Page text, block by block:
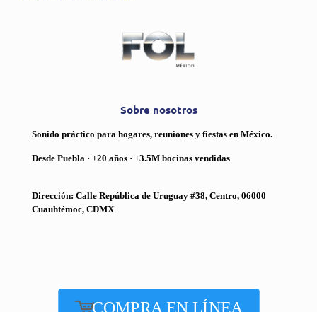
Sobre nosotros
Sonido práctico para hogares, reuniones y fiestas en México.
Desde Puebla · +20 años · +3.5M bocinas vendidas
Dirección: Calle República de Uruguay #38, Centro, 06000
Cuauhtémoc, CDMX
COMPRA EN LÍNEA